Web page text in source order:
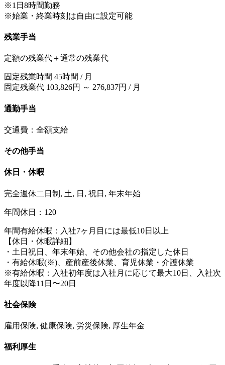
※1日8時間勤務
※始業・終業時刻は自由に設定可能
残業手当
定額の残業代＋通常の残業代
固定残業時間 45時間 / 月
固定残業代 103,826円 ～ 276,837円 / 月
通勤手当
交通費：全額支給
その他手当
休日・休暇
完全週休二日制, 土, 日, 祝日, 年末年始
年間休日：120
年間有給休暇：入社7ヶ月目には最低10日以上
【休日・休暇詳細】
・土日祝日、年末年始、その他会社の指定した休日
・有給休暇(※)、産前産後休業、育児休業・介護休業
※有給休暇：入社初年度は入社月に応じて最大10日、入社次
年度以降11日〜20日
社会保険
雇用保険, 健康保険, 労災保険, 厚生年金
福利厚生